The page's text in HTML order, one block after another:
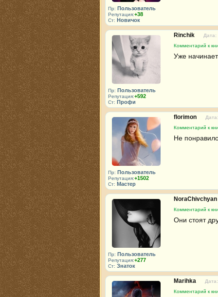
Пр: Пользователь
Репутация:+38
Ст: Новичок
Пр: Пользователь
Репутация:+592
Ст: Профи
Rinchik
Дата:
Комментарий к
Уже
Пр: Пользователь
Репутация:+1502
Ст: Мастер
florimon
Комментарий к
Не
Пр: Пользователь
Репутация:+277
Ст: Знаток
NoraChivchyan
Комментарий к
Они стоят
Marihka
Комментарий к